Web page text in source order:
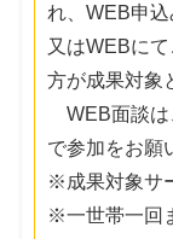
れ、WEB申
又はWEBに
方が成果対象
WEB面談は
で参加をお願
※成果対象サ
※一世帯一回